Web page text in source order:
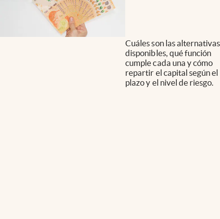
Cuáles son las alternativas
disponibles, qué función
cumple cada una y cómo
repartir el capital según el
plazo y el nivel de riesgo.